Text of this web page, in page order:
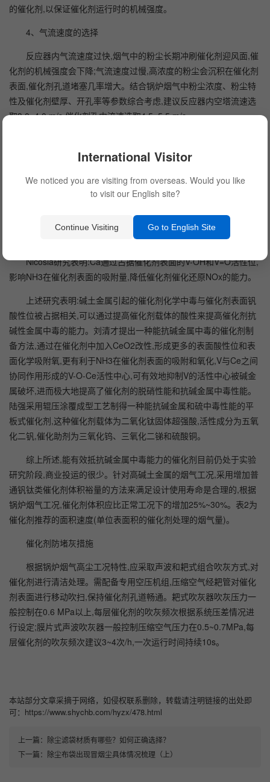
的催化剂,以保证催化剂运行时的机械强度。
4、气流速度的选择
反应器内气流速度过快,烟气中的粉尘长期冲刷催化剂迎风面,催
化剂的机械强度会下降;气流速度过慢,高浓度的粉尘会沉积在催化剂
表面,催化剂孔道堵塞几率增大。结合锅炉烟气中粉尘浓度、粉尘特
性及催化剂壁厚、开孔率等参数综合考虑,建议反应器内空塔流速选
取3.0~4.0 m/s,催化剂孔内流速选取4.5~5.5 m/s。
锅炉烟气中如果含有较高的碱土金属CaO,CaO会造成催化剂中
毒,导致催化剂活性下降,脱硝效率降低。Stobert研究发现,SCR催化
剂中CaO含量越高,对催化剂的毒化作用越大,他指出CaO和SO3反应
团聚并不断长大,导致CaSO4体积膨胀,堵塞催化剂孔道,导致活性位
Nicosia研究表明:Ca通过占据催化剂表面的V-OH和V=O活性位,
影响NH3在催化剂表面的吸附量,降低催化剂催化还原NOx的能力。
上述研究表明:碱土金属引起的催化剂化学中毒与催化剂表面钒
酸性位被占据相关,可以通过提高催化剂载体的酸性来提高催化剂抗
碱性金属中毒的能力。刘清才提出一种能抗碱金属中毒的催化剂制
备方法,通过在催化剂中加入CeO2改性,形成更多的表面酸性位和表
面化学吸附氧,更有利于NH3在催化剂表面的吸附和氧化,V与Ce之间
协同作用形成的V-O-Ce活性中心,可有效地抑制V的活性中心被碱金
属破坏,进而极大地提高了催化剂的脱硝性能和抗碱金属中毒性能。
陆强采用辊压涂覆成型工艺制得一种能抗碱金属和硫中毒性能的平
板式催化剂,这种催化剂载体为二氧化钛固体超强酸,活性成分为五氧
化二钒,催化助剂为三氧化钨、三氧化二锑和硫酸铜。
综上所述,能有效抵抗碱金属中毒能力的催化剂目前仍处于实验
研究阶段,商业投运的很少。针对高碱土金属的烟气工况,采用增加普
通钒钛类催化剂体积裕量的方法来满足设计使用寿命是合理的,根据
锅炉烟气工况,催化剂体积应比正常工况下的增加25%~30%。表2为
催化剂推荐的面积速度(单位表面积的催化剂处理的烟气量)。
催化剂防堵灰措施
根据锅炉烟气高尘工况特性,应采取声波和耙式组合吹灰方式,对
催化剂进行清洁处理。需配备专用空压机组,压缩空气经耙管对催化
剂表面进行移动吹扫,保持催化剂孔道畅通。耙式吹灰器吹灰压力一
般控制在0.6 MPa以上,每层催化剂的吹灰频次根据系统压差情况进
行设定;膜片式声波吹灰器一般控制压缩空气压力在0.5~0.7MPa,每
层催化剂的吹灰频次建议3~4次/h,一次运行时间持续10s。
本站部分文章采摘于网络，如侵权联系删除，转载请注明链接的出处即
可：https://www.shychb.com/hyzx/478.html
上一篇： 除尘滤袋材质有哪些？如何正确选择？
下一篇： 除尘布袋出现冒烟尘具体情况梳理（上）
International Visitor
We noticed you are visiting from overseas. Would you like
to visit our English site?
Continue Visiting Go to English Site